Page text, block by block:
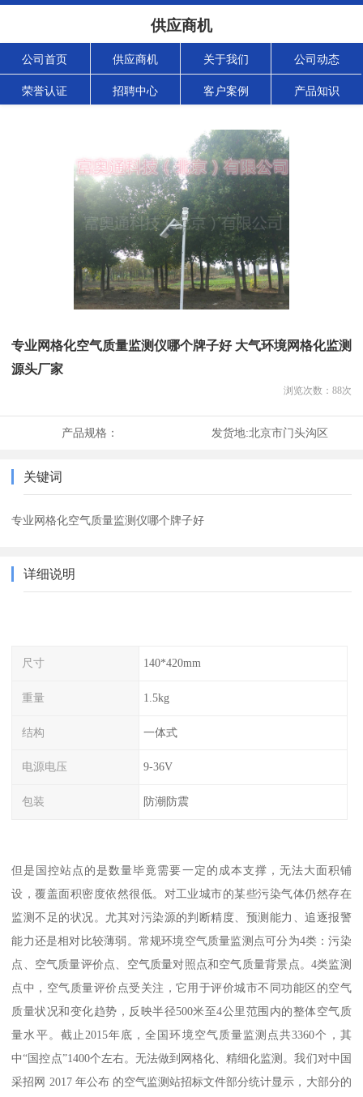
供应商机
公司首页 供应商机 关于我们 公司动态
荣誉认证 招聘中心 客户案例 产品知识
专业网格化空气质量监测仪哪个牌子好 大气环境网格化监测
源头厂家
浏览次数： 88次
产品规格： 发货地:北京市门头沟区
关键词
专业网格化空气质量监测仪哪个牌子好
详细说明
尺寸 140*420mm
重量 1.5kg
结构 一体式
电源电压 9-36V
包装 防潮防震
但是国控站点的是数量毕竟需要一定的成本支撑，无法大面积铺
设，覆盖面积密度依然很低。对工业城市的某些污染气体仍然存在
监测不足的状况。尤其对污染源的判断精度、预测能力、追逐报警
能力还是相对比较薄弱。常规环境空气质量监测点可分为4类：污染
点、空气质量评价点、空气质量对照点和空气质量背景点。4类监测
点中，空气质量评价点受关注，它用于评价城市不同功能区的空气
质量状况和变化趋势，反映半径500米至4公里范围内的整体空气质
量水平。截止2015年底，全国环境空气质量监测点共3360个，其
中“国控点”1400个左右。无法做到网格化、精细化监测。我们对中国
采招网 2017 年公布 的空气监测站招标文件部分统计显示，大部分的